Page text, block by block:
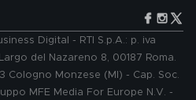
Digital - RTI S.p.A.: p. iva
del Nazareno 8, 00187 Roma.
Cologno Monzese (MI) - Cap. Soc.
MFE Media For Europe N.V. -